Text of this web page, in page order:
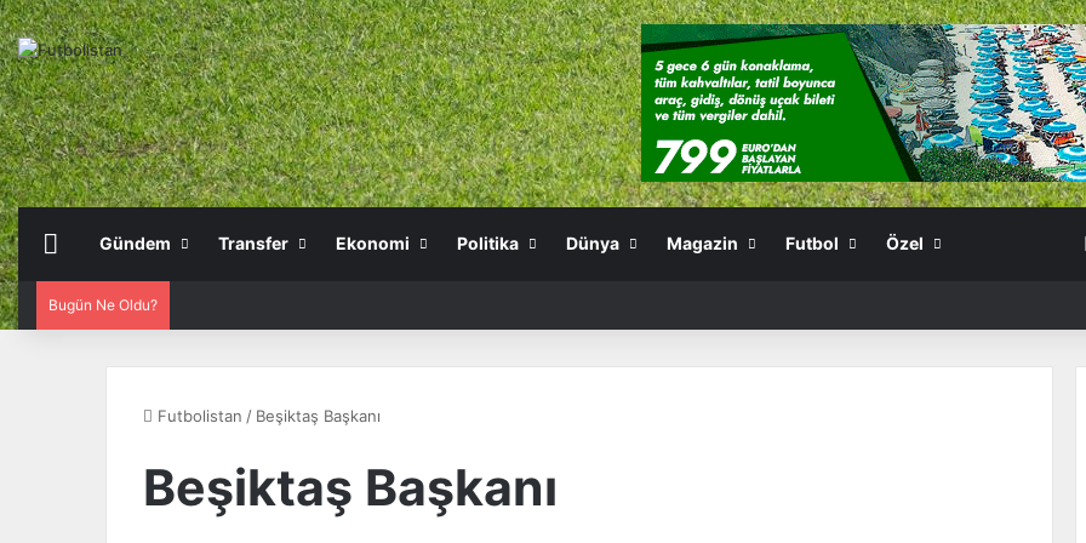
Anasayfa
Gündem Transfer Ekonomi Politika Dünya Magazin Futbol Özel
Bugün Ne Oldu?
Futbolistan / Beşiktaş Başkanı
Beşiktaş Başkanı